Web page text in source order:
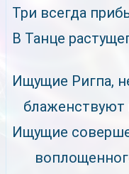
Три всегда
В Танце
Ищущие Ригпа,
Ищущие